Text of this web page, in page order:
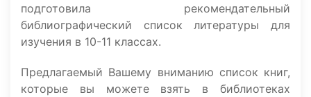
подготовила рекомендательный
библиографический список литературы для
изучения в 10-11 классах.
Предлагаемый Вашему вниманию список книг,
которые вы можете взять в библиотеках